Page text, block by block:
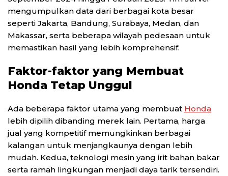
mengumpulkan data dari berbagai kota besar
seperti Jakarta, Bandung, Surabaya, Medan, dan
Makassar, serta beberapa wilayah pedesaan untuk
memastikan hasil yang lebih komprehensif.
Faktor-faktor yang Membuat
Honda Tetap Unggul
Ada beberapa faktor utama yang membuat Honda
lebih dipilih dibanding merek lain. Pertama, harga
jual yang kompetitif memungkinkan berbagai
kalangan untuk menjangkaunya dengan lebih
mudah. Kedua, teknologi mesin yang irit bahan bakar
serta ramah lingkungan menjadi daya tarik tersendiri.